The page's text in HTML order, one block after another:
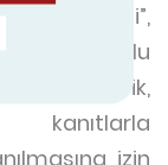
verimli”,
karbonlu
spesifik,
izin